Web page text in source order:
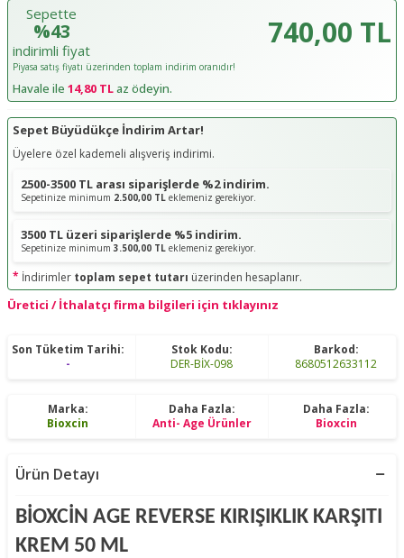
Sepette
%43
indirimli fiyat
740,00 TL
Piyasa satış fiyatı üzerinden toplam indirim oranıdır!
Havale ile 14,80 TLaz ödeyin.
Sepet Büyüdükçe İndirim Artar!
Üyelere özel kademeli alışveriş indirimi.
2500-3500 TL arası siparişlerde %2 indirim.
Sepetinize minimum 2.500,00 TL eklemeniz gerekiyor.
3500 TL üzeri siparişlerde %5 indirim.
Sepetinize minimum 3.500,00 TL eklemeniz gerekiyor.
* İndirimler toplam sepet tutarı üzerinden hesaplanır.
Üretici / İthalatçı firma bilgileri için tıklayınız
Son Tüketim Tarihi:
-
Stok Kodu:
DER-BİX-098
Barkod:
8680512633112
Marka:
Bioxcin
Daha Fazla:
Anti- Age Ürünler
Daha Fazla:
Bioxcin
Ürün Detayı
BİOXCİN AGE REVERSE KIRIŞIKLIK KARŞITI
KREM 50 ML